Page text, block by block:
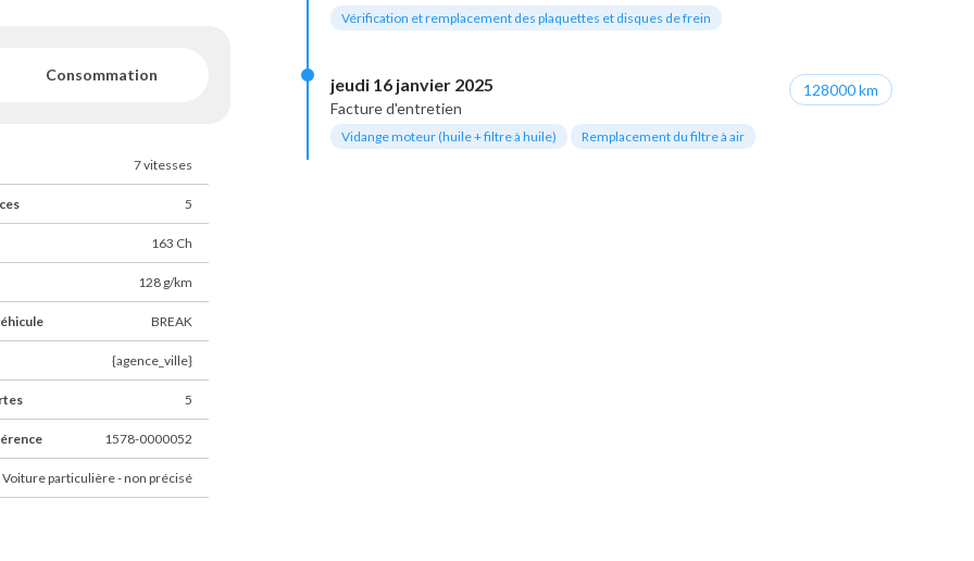
SITE WEB
Consommation
7 vitesses
5
163 Ch
128 g/km
BREAK
{agence_ville}
5
1578-0000052
Voiture particulière - non précisé
Vérification et remplacement des plaquettes et disques de frein
jeudi 16 janvier 2025
Facture d'entretien
Vidange moteur (huile + filtre à huile) Remplacement du filtre à air
128000 km